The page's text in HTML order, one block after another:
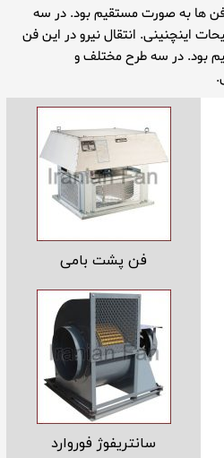
فن ها به صورت مستقیم بود. در سه
اینچنینی. انتقال نیرو در این فن
بود. در سه طرح مختلف و
فن پشت بامی
سانتریفوژ فوروارد